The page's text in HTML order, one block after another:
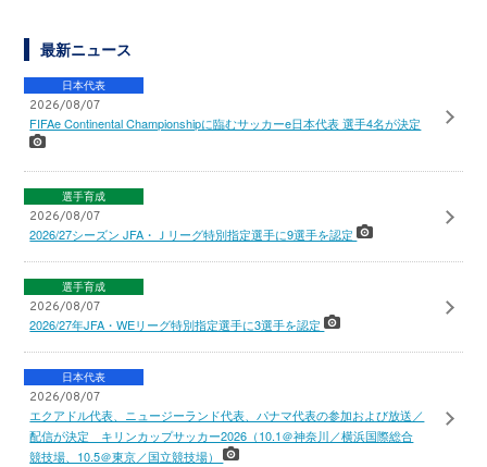
最新ニュース
日本代表
2026/08/07
FIFAe Continental Championshipに臨むサッカーe日本代表 選手4名が決定
選手育成
2026/08/07
2026/27シーズン JFA・Ｊリーグ特別指定選手に9選手を認定
選手育成
2026/08/07
2026/27年JFA・WEリーグ特別指定選手に3選手を認定
日本代表
2026/08/07
エクアドル代表、ニュージーランド代表、パナマ代表の参加および放送／
配信が決定 キリンカップサッカー2026（10.1＠神奈川／横浜国際総合
競技場、10.5＠東京／国立競技場）